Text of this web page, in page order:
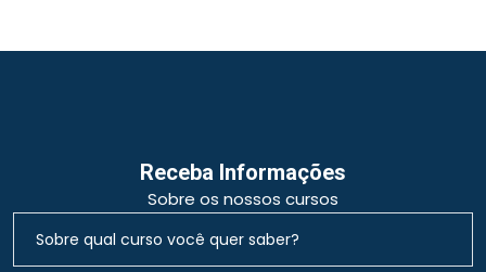
Receba Informações
Sobre os nossos cursos